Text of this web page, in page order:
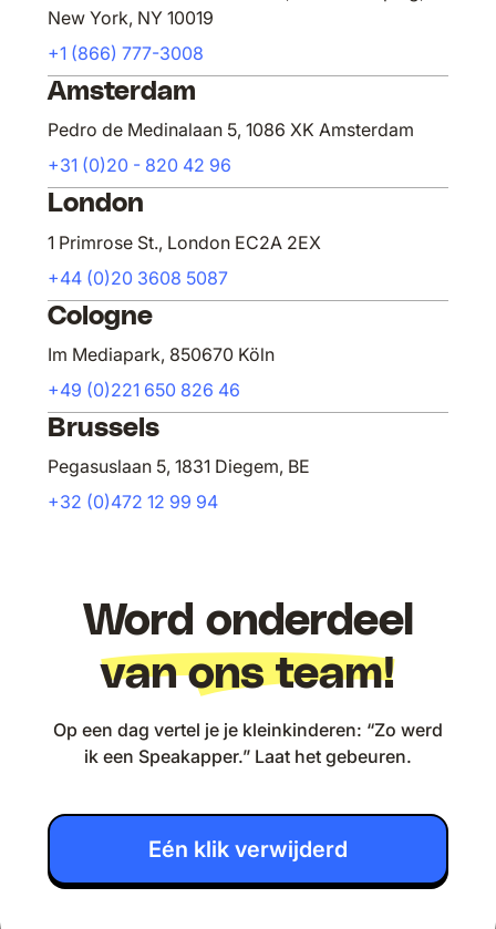
New York, NY 10019
+1 (866) 777-3008
Amsterdam
Pedro de Medinalaan 5, 1086 XK Amsterdam
+31 (0)20 - 820 42 96
London
1 Primrose St., London EC2A 2EX
+44 (0)20 3608 5087
Cologne
Im Mediapark, 850670 Köln
+49 (0)221 650 826 46
Brussels
Pegasuslaan 5, 1831 Diegem, BE
+32 (0)472 12 99 94
Word onderdeel
van ons team!
Op een dag vertel je je kleinkinderen: “Zo werd
ik een Speakapper.” Laat het gebeuren.
Eén klik verwijderd